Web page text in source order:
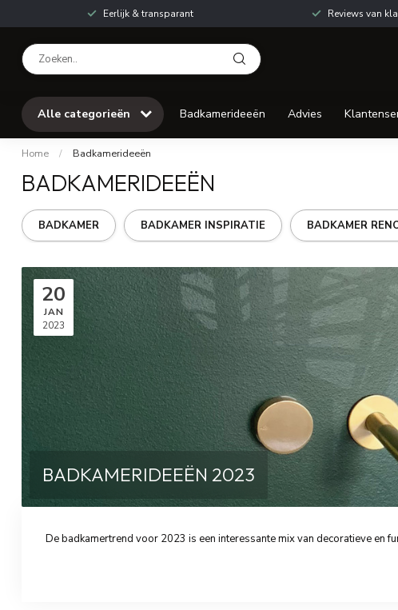
Eerlijk & transparant Reviews van
Alle categorieën Badkamerideeën Advies
Home / Badkamerideeën
BADKAMERIDEEËN
BADKAMER BADKAMER INSPIRATIE BADKAMER
20
JAN
2023
BADKAMERIDEEËN 2023
De badkamertrend voor 2023 is een interessante mix van decoratieve en